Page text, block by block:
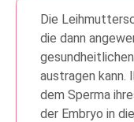
Die
die dann
austragen kann.
dem Sperma
der Embryo in